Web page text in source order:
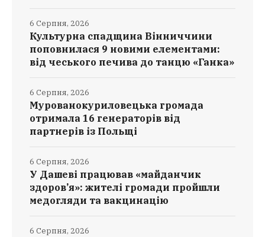
Культурна спадщина Вінниччини
поповнилася 9 новими елементами:
від чеського печива до танцю «Ганка»
6 Серпня, 2026
Мурованокуриловецька громада
отримала 16 генераторів від
партнерів із Польщі
6 Серпня, 2026
У Дашеві працював «майданчик
здоров’я»: жителі громади пройшли
медогляди та вакцинацію
6 Серпня, 2026
6 Серпня, 2026